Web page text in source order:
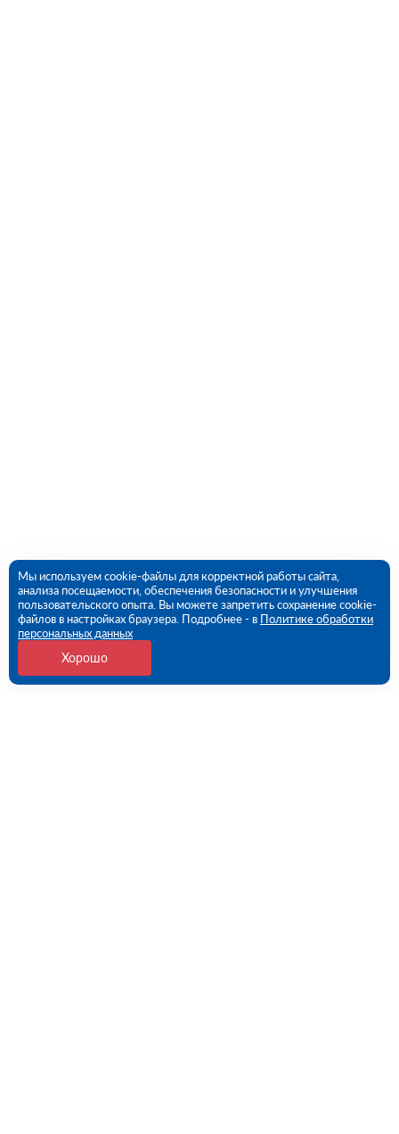
Мы используем cookie-файлы для корректной работы сайта,
анализа посещаемости, обеспечения безопасности и улучшения
пользовательского опыта. Вы можете запретить сохранение cookie-
файлов в настройках браузера. Подробнее - в Политике обработки
персональных данных
Хорошо